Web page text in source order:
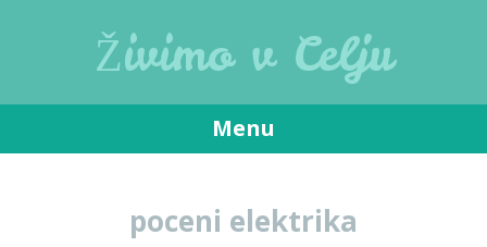
Živimo v Celju
Menu
poceni elektrika